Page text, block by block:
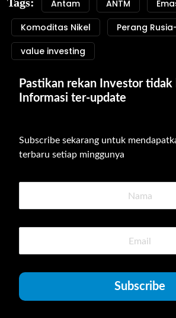
Antam ANTM
Komoditas Nikel
Perang
value investing
Pastikan rekan Investor
Informasi ter-update
Subscribe sekarang untuk
terbaru setiap minggunya
Subscribe